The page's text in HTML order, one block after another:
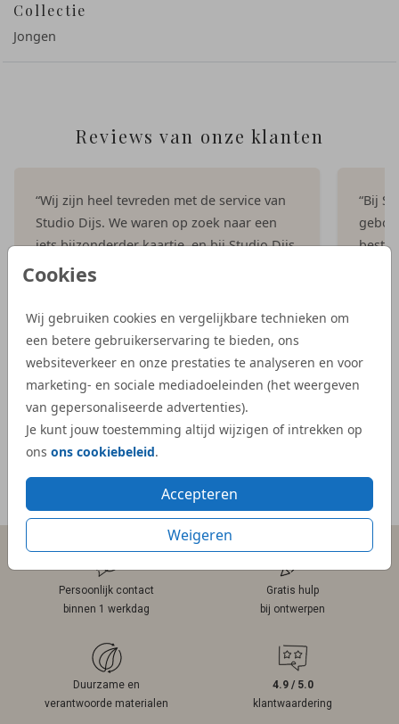
Cookies
Wij gebruiken cookies en vergelijkbare technieken om
een betere gebruikerservaring te bieden, ons
websiteverkeer en onze prestaties te analyseren en voor
marketing- en sociale mediadoeleinden (het weergeven
van gepersonaliseerde advertenties).
Je kunt jouw toestemming altijd wijzigen of intrekken op
ons ons cookiebeleid.
Accepteren
Weigeren
Collectie
Jongen
Reviews van onze klanten
“Wij zijn heel tevreden met de service van
Studio Dijs. We waren op zoek naar een
iets bijzonderder kaartje, en bij Studio Dijs
vonden we precies wat we zochten. Zowel
geboortekaartjes waren snel geleverd.”
- Kelly
“Bij
veel
Meer reviews
Persoonlijk contact
binnen 1 werkdag
Gratis hulp
bij ontwerpen
Duurzame en
verantwoorde materialen
4.9 / 5.0
klantwaardering